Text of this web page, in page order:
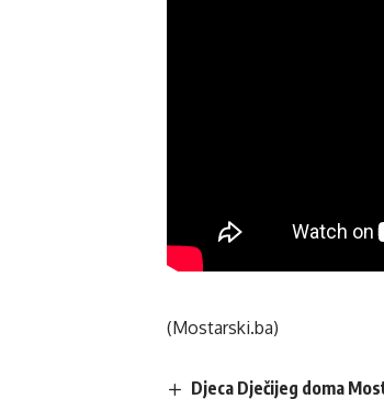
(Mostarski.ba)
Djeca Dječijeg doma